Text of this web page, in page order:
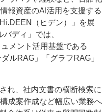
報資産のAI活用を支援する
（ヒデン）」を展
ディ」では、
メント活用基盤である
ルRAG」「グラフRAG」
れ、社内文書の横断検索に
成案作成など幅広い業務へ